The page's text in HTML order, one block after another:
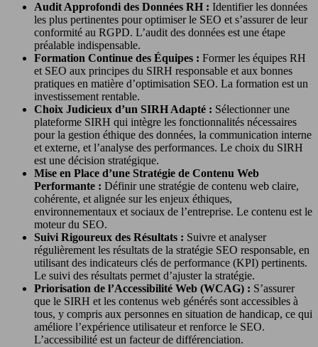
Audit Approfondi des Données RH : Identifier les données
les plus pertinentes pour optimiser le SEO et s’assurer de leur
conformité au RGPD. L’audit des données est une étape
préalable indispensable.
Formation Continue des Équipes : Former les équipes RH
et SEO aux principes du SIRH responsable et aux bonnes
pratiques en matière d’optimisation SEO. La formation est un
investissement rentable.
Choix Judicieux d’un SIRH Adapté : Sélectionner une
plateforme SIRH qui intègre les fonctionnalités nécessaires
pour la gestion éthique des données, la communication interne
et externe, et l’analyse des performances. Le choix du SIRH
est une décision stratégique.
Mise en Place d’une Stratégie de Contenu Web
Performante : Définir une stratégie de contenu web claire,
cohérente, et alignée sur les enjeux éthiques,
environnementaux et sociaux de l’entreprise. Le contenu est le
moteur du SEO.
Suivi Rigoureux des Résultats : Suivre et analyser
régulièrement les résultats de la stratégie SEO responsable, en
utilisant des indicateurs clés de performance (KPI) pertinents.
Le suivi des résultats permet d’ajuster la stratégie.
Priorisation de l’Accessibilité Web (WCAG) : S’assurer
que le SIRH et les contenus web générés sont accessibles à
tous, y compris aux personnes en situation de handicap, ce qui
améliore l’expérience utilisateur et renforce le SEO.
L’accessibilité est un facteur de différenciation.